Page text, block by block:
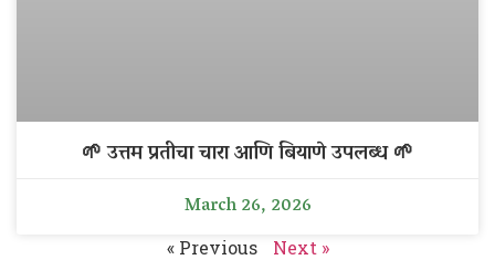
🌱 उत्तम प्रतीचा चारा आणि बियाणे उपलब्ध 🌱
March 26, 2026
« Previous Next »